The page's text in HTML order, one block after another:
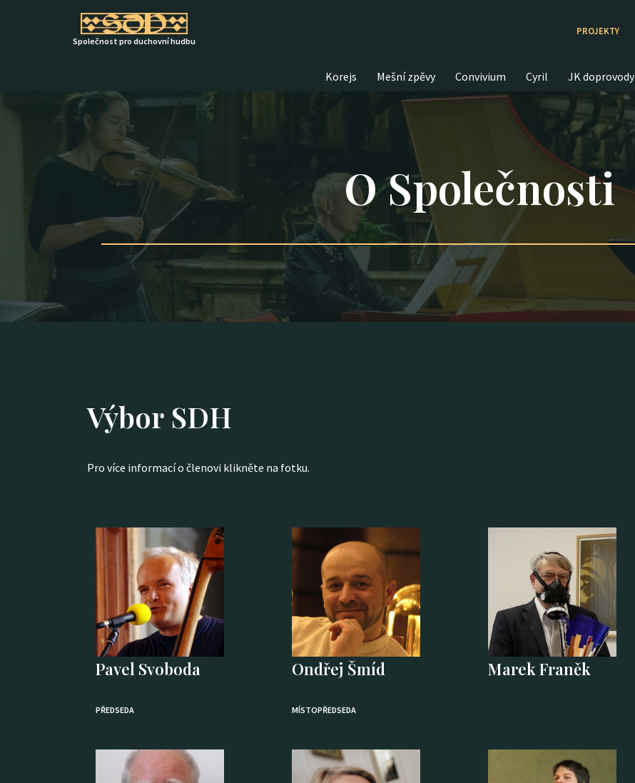
Společnost pro duchovní hudbu
PROJEKTY
Korejs Mešní zpěvy Convivium Cyril JK doprovody
O Společnosti
Výbor SDH
Pro více informací o členovi klikněte na fotku.
Pavel Svoboda
PŘEDSEDA
Ondřej Šmíd
MÍSTOPŘEDSEDA
Marek Franěk